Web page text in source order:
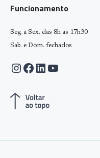
Funcionamento
Seg. a Sex. das 8h as 17h30
Sab. e Dom. fechados
Instagram
Facebook
LinkedIn
Youtube